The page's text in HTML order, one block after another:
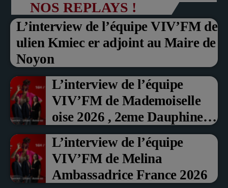
NOS REPLAYS !
L’interview de l’équipe VIV’FM de
ulien Kmiec er adjoint au Maire de
Noyon
L’interview de l’équipe
VIV’FM de Mademoiselle
oise 2026 , 2eme Dauphine et
Prix du Public , Marche aux
fruits rouge Noyon 2026
L’interview de l’équipe
VIV’FM de Melina
Ambassadrice France 2026